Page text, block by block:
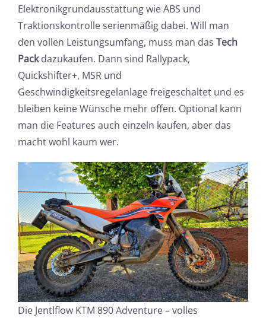
Elektronikgrundausstattung wie ABS und
Traktionskontrolle serienmäßig dabei. Will man
den vollen Leistungsumfang, muss man das Tech
Packdazukaufen. Dann sind Rallypack,
Quickshifter+, MSR und
Geschwindigkeitsregelanlage freigeschaltet und es
bleiben keine Wünsche mehr offen. Optional kann
man die Features auch einzeln kaufen, aber das
macht wohl kaum wer.
Die Jentlflow KTM 890 Adventure – volles